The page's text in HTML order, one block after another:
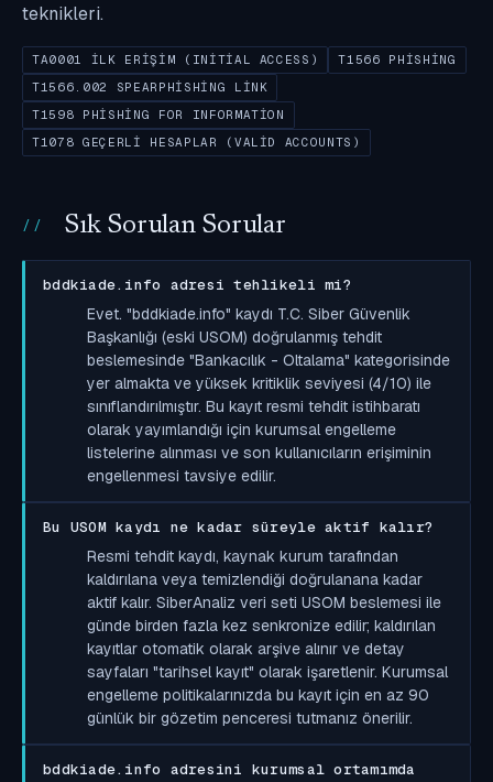
teknikleri.
TA0001 İLK ERIŞIM (INITIAL ACCESS)
T1566 PHISHING
T1566.002 SPEARPHISHING LINK
T1598 PHISHING FOR INFORMATION
T1078 GEÇERLI HESAPLAR (VALID ACCOUNTS)
Sık Sorulan Sorular
bddkiade.info adresi tehlikeli mi?
Evet. "bddkiade.info" kaydı T.C. Siber Güvenlik
Başkanlığı (eski USOM) doğrulanmış tehdit
beslemesinde "Bankacılık - Oltalama" kategorisinde
yer almakta ve yüksek kritiklik seviyesi (4/10) ile
sınıflandırılmıştır. Bu kayıt resmi tehdit istihbaratı
olarak yayımlandığı için kurumsal engelleme
listelerine alınması ve son kullanıcıların erişiminin
engellenmesi tavsiye edilir.
Bu USOM kaydı ne kadar süreyle aktif kalır?
Resmi tehdit kaydı, kaynak kurum tarafından
kaldırılana veya temizlendiği doğrulanana kadar
aktif kalır. SiberAnaliz veri seti USOM beslemesi ile
günde birden fazla kez senkronize edilir; kaldırılan
kayıtlar otomatik olarak arşive alınır ve detay
sayfaları "tarihsel kayıt" olarak işaretlenir. Kurumsal
engelleme politikalarınızda bu kayıt için en az 90
günlük bir gözetim penceresi tutmanız önerilir.
bddkiade.info adresini kurumsal ortamımda